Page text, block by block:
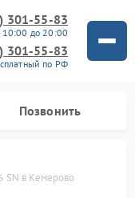
301-55-83
10:00 до 20:00
301-55-83
по РФ
Позвонить
SN в Кемерово